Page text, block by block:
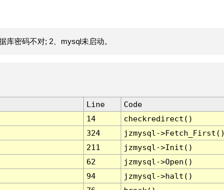
库密码不对; 2、mysql未启动。
Line
Code
14
checkredirect()
324
jzmysql-
211
jzmysql->Init()
62
jzmysql->Open()
94
jzmysql->halt()